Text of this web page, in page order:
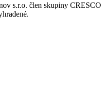
s.r.o. člen skupiny CRESCO